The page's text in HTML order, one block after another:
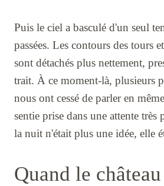
Puis le ciel a basculé d'un seul
passées. Les contours des tours
sont détachés plus nettement,
trait. À ce moment-là, plusieurs
nous ont cessé de parler en
sentie prise dans une attente très
la nuit n'était plus une idée, elle
Quand le